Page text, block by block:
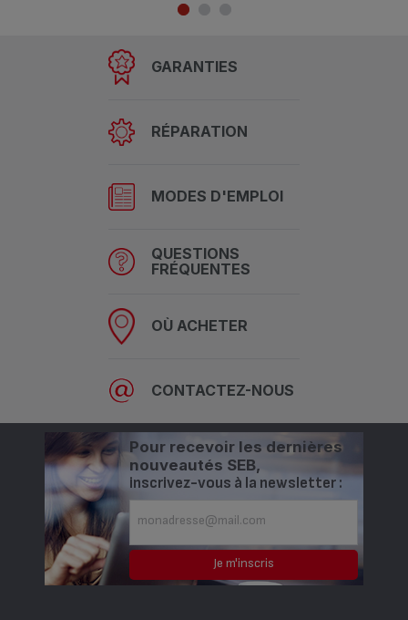
GARANTIES
RÉPARATION
MODES D'EMPLOI
QUESTIONS
FRÉQUENTES
OÙ ACHETER
CONTACTEZ-NOUS
Pour recevoir les dernières
nouveautés SEB,
inscrivez-vous à la newsletter :